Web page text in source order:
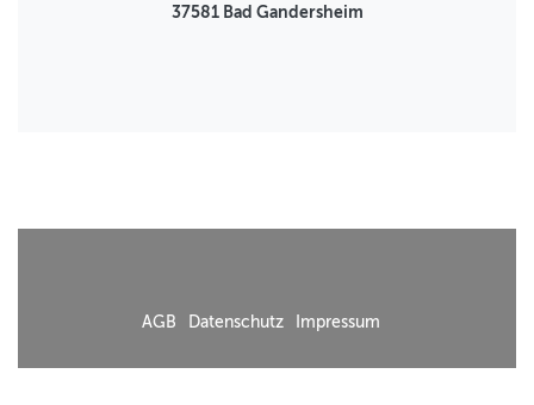
37581 Bad Gandersheim
AGB Datenschutz Impressum